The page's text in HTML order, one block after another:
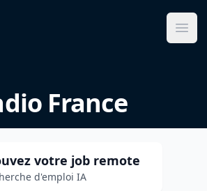
France
votre job remote
d'emploi IA